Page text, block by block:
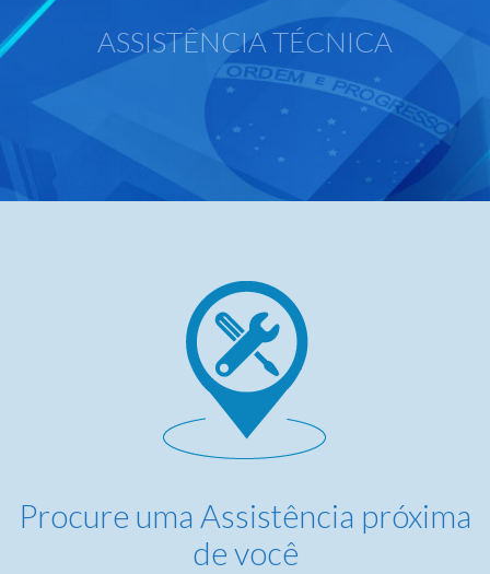
ASSISTÊNCIA TÉCNICA
Procure uma Assistência próxima
de você